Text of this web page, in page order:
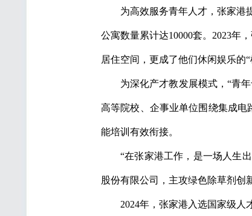
为高效服务青年人才，张家港
公寓数量累计达10000套。2023年
居住空间，更成了他们休闲娱乐的“
为深化产才教发展模式，“青
高等院校、企事业单位围绕集成电
能培训有效衔接。
“在张家港工作，是一场人生
股份有限公司，主攻绿色除草剂创
2024年，张家港入选国家级